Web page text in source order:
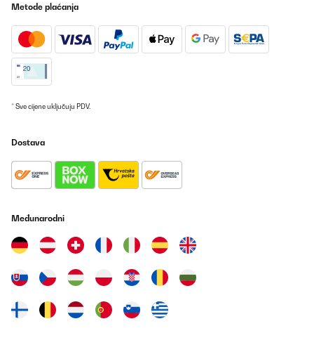
Metode plaćanja
* Sve cijene uključuju PDV.
Dostava
Međunarodni